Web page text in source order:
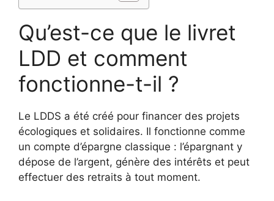
Qu’est-ce que le livret
LDD et comment
fonctionne-t-il ?
Le LDDS a été créé pour financer des projets
écologiques et solidaires. Il fonctionne comme
un compte d’épargne classique : l’épargnant y
dépose de l’argent, génère des intérêts et peut
effectuer des retraits à tout moment.